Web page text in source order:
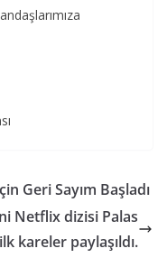
Geri Sayım Başladı
Netflix dizisi Palas
kareler paylaşıldı.